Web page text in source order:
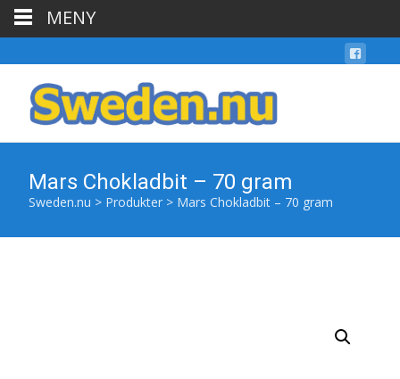
Mars Chokladbit – 70 gram
Sweden.nu > Produkter > Mars Chokladbit – 70 gram
MENY